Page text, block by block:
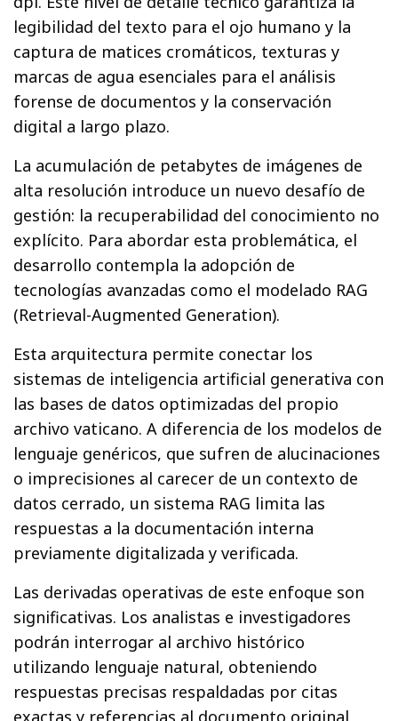
legibilidad del texto para el ojo humano y la
captura de matices cromáticos, texturas y
marcas de agua esenciales para el análisis
forense de documentos y la conservación
digital a largo plazo.
La acumulación de petabytes de imágenes de
alta resolución introduce un nuevo desafío de
gestión: la recuperabilidad del conocimiento no
explícito. Para abordar esta problemática, el
desarrollo contempla la adopción de
tecnologías avanzadas como el modelado RAG
(Retrieval-Augmented Generation).
Esta arquitectura permite conectar los
sistemas de inteligencia artificial generativa con
las bases de datos optimizadas del propio
archivo vaticano. A diferencia de los modelos de
lenguaje genéricos, que sufren de alucinaciones
o imprecisiones al carecer de un contexto de
datos cerrado, un sistema RAG limita las
respuestas a la documentación interna
previamente digitalizada y verificada.
Las derivadas operativas de este enfoque son
significativas. Los analistas e investigadores
podrán interrogar al archivo histórico
utilizando lenguaje natural, obteniendo
respuestas precisas respaldadas por citas
exactas y referencias al documento original